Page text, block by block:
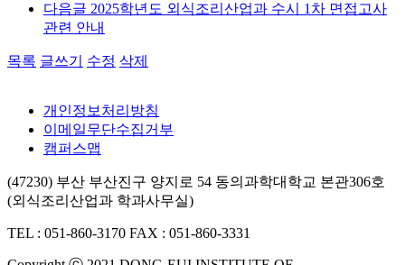
다음글 2025학년도 외식조리산업과 수시 1차 면접고사
관련 안내
목록 글쓰기 수정 삭제
개인정보처리방침
이메일무단수집거부
캠퍼스맵
(47230) 부산 부산진구 양지로 54 동의과학대학교 본관306호
(외식조리산업과 학과사무실)
TEL : 051-860-3170 FAX : 051-860-3331